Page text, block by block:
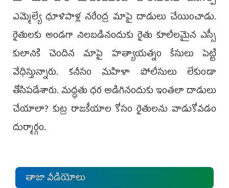
ఎమ్మెల్యే ధూళిపాళ్ల నరేంద్ర మాపై దాడులు చేయించాడు.
రైతుల‌కు అండ‌గా నిల‌బ‌డినందుకు రైతు కూలీల‌మైన ఎస్సీ
కులానికి చెందిన మాపై హ‌త్యాయ‌త్నం కేసులు పెట్టి
వేధిస్తున్నారు. క‌నీసం మ‌హిళా పోలీసులు లేకుండా
తోసిప‌డేశారు. మ‌ద్ధ‌తు ధ‌ర అడిగినందుకు ఇంత‌లా దాడులు
చేయాలా? కుట్ర రాజ‌కీయాల కోసం రైతుల‌ను వాడుకోవ‌డం
దుర్మార్గం.
తాజా వీడియోలు